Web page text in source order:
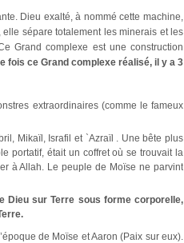
Dieu exalté, à nommé cette machine,
sépare totalement les minerais et les
Grand complexe est une construction
fois ce Grand complexe réalisé, il y a 3
extraordinaires (comme le fameux
Mikaïl, Israfil et `Azraïl . Une bête plus
portatif, était un coffret où se trouvait la
à Allah. Le peuple de Moïse ne parvint
Dieu sur Terre sous forme corporelle,
de Moïse et Aaron (Paix sur eux).